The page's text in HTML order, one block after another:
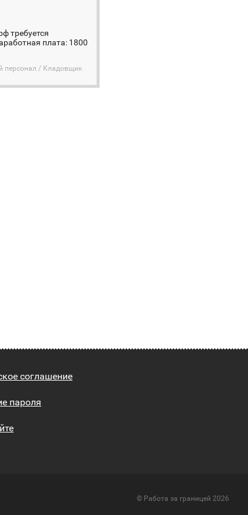
требуется
плата: 1800
персонал / Кладовщик
соглашение
пароля
© Работа за границей 2026